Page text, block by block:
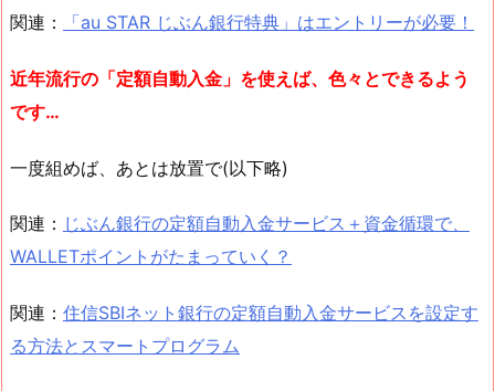
関連： 「au STAR じぶん銀行特典」はエントリーが必要！
近年流行の「定額自動入金」を使えば、色々とできるよう
です…
一度組めば、あとは放置で(以下略)
関連： じぶん銀行の定額自動入金サービス＋資金循環で、
WALLETポイントがたまっていく？
関連： 住信SBIネット銀行の定額自動入金サービスを設定す
る方法とスマートプログラム